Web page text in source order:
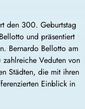
den 300. Geburtstag
und präsentiert
Bernardo Bellotto am
Veduten von
Städten, die mit ihren
Einblick in